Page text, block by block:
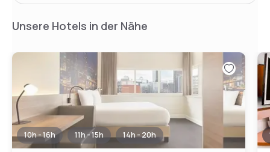
Unsere Hotels in der Nähe
10h - 16h 11h - 15h 14h - 20h